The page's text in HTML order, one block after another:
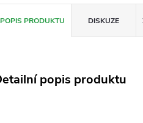
POPIS PRODUKTU DISKUZE
popis produktu